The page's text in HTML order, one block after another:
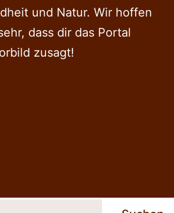
und Natur. Wir hoffen
dass dir das Portal
zusagt!